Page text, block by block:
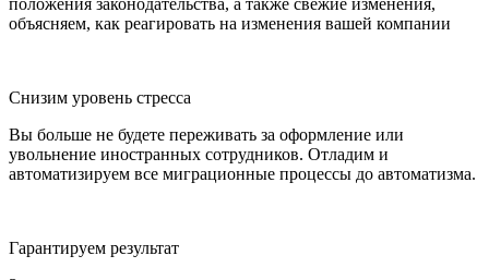
положения законодательства, а также свежие изменения,
объясняем, как реагировать на изменения вашей компании
Снизим уровень стресса
Вы больше не будете переживать за оформление или
увольнение иностранных сотрудников. Отладим и
автоматизируем все миграционные процессы до автоматизма.
Гарантируем результат